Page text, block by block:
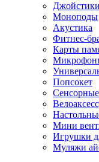
Джойстики
Моноподы
Акустика
Фитнес-
Карты
Попсокет
Мини
Игрушки
Муляжи